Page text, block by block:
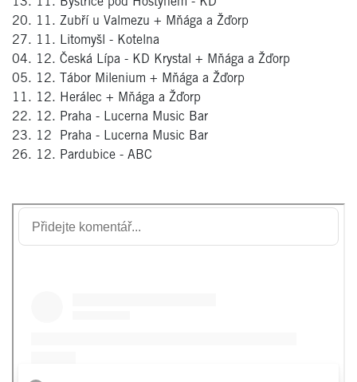
20. 11. Zubří u Valmezu + Mňága a Žďorp
27. 11. Litomyšl - Kotelna
04. 12. Česká Lípa - KD Krystal + Mňága a Žďorp
05. 12. Tábor Milenium + Mňága a Žďorp
11. 12. Herálec + Mňága a Žďorp
22. 12. Praha - Lucerna Music Bar
23. 12 Praha - Lucerna Music Bar
26. 12. Pardubice - ABC